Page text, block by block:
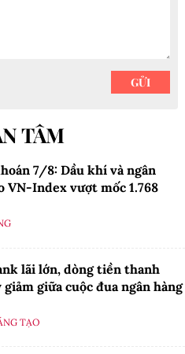
TÂM
7/8: Dầu khí và ngân
VN-Index vượt mốc 1.768
lãi lớn, dòng tiền thanh
giữa cuộc đua ngân hàng
TẠO